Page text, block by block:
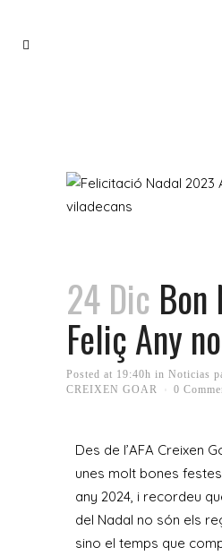
24 Dic Bon
Feliç Any
Posted at 19:40h in Noticias
CREIXEN GOAR
0
Des de l’AFA Creixen
unes molt bones
any 2024, i recordeu
del Nadal no són els
sino el temps que